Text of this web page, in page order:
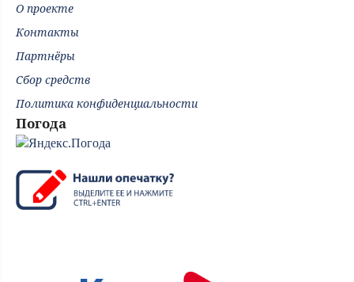
О проекте
Контакты
Партнёры
Сбор средств
Политика конфиденциальности
Погода